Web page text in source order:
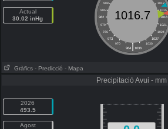
Actual
30.02 inHg
988
1012
985
1015
982
1018
979
1021
976
1024
973
1027
970
1030
|
964 1036
1016.7
Gràfics - Predicció - Mapa
Precipitació Avui - mm
2026
493.5
Agost